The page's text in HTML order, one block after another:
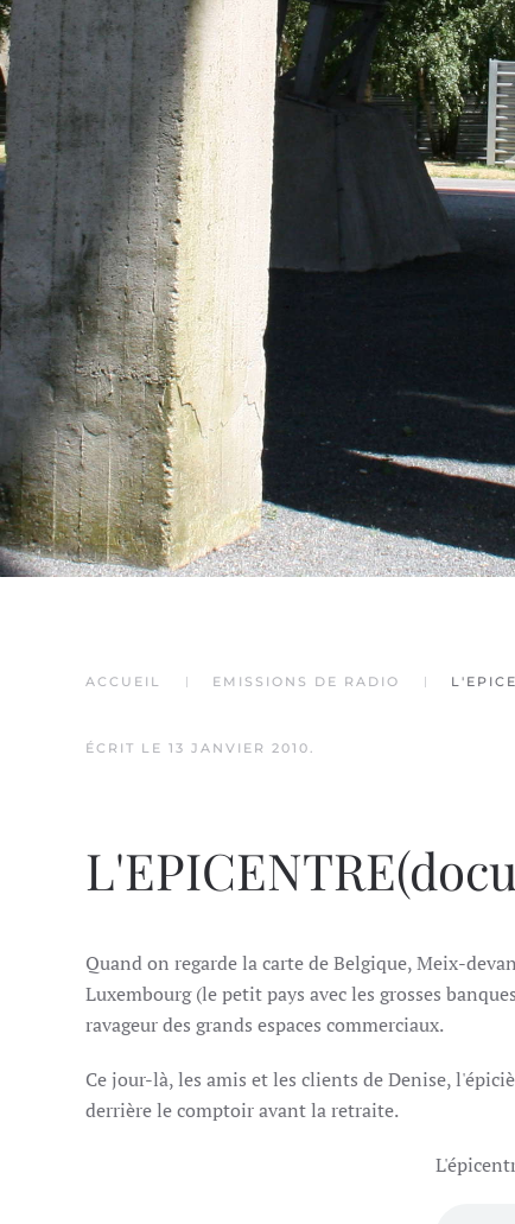
ACCUEIL EMISSIONS DE RADIO
ÉCRIT LE 13 JANVIER 2010.
Quand on regarde la carte de Belgique, Meix-
Luxembourg (le petit pays avec les grosses
ravageur des grands espaces commerciaux.
Ce jour-là, les amis et les clients de Denise,
derrière le comptoir avant la retraite.